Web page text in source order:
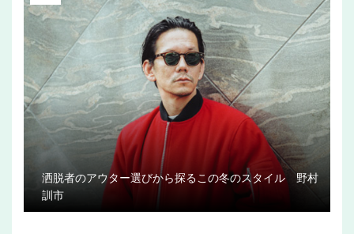
洒脱者のアウター選びから探るこの冬のスタイル 野村
訓市